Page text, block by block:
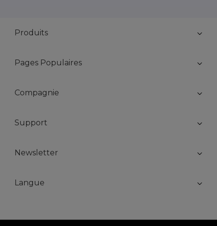
Produits
Pages Populaires
Compagnie
Support
Newsletter
Langue